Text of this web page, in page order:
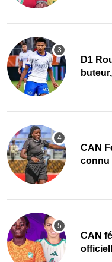
D1
‎CAN
connu
‎CAN